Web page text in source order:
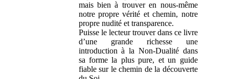
mais bien à trouver en nous-même
notre propre vérité et chemin, notre
propre nudité et transparence.
Puisse le lecteur trouver dans ce livre
d’une grande richesse une
introduction à la Non-Dualité dans
sa forme la plus pure, et un guide
fiable sur le chemin de la découverte